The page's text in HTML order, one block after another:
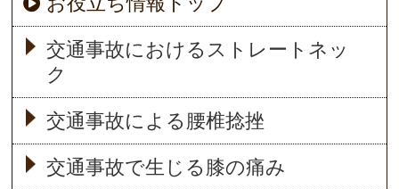
交通事故におけるストレートネッ
ク
交通事故による腰椎捻挫
交通事故で生じる膝の痛み